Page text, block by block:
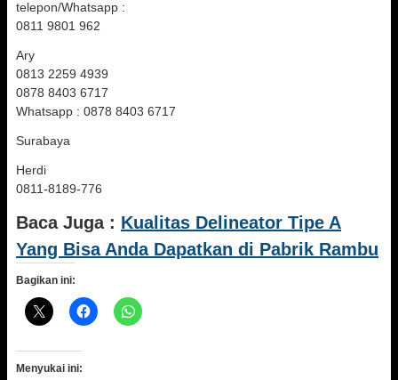
telepon/Whatsapp :
0811 9801 962
Ary
0813 2259 4939
0878 8403 6717
Whatsapp : 0878 8403 6717
Surabaya
Herdi
0811-8189-776
Baca Juga : Kualitas Delineator Tipe A
Yang Bisa Anda Dapatkan di Pabrik Rambu
Bagikan ini:
Menyukai ini: